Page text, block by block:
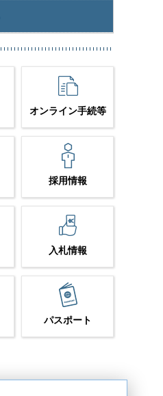
オンライン手続等
採用情報
入札情報
パスポート